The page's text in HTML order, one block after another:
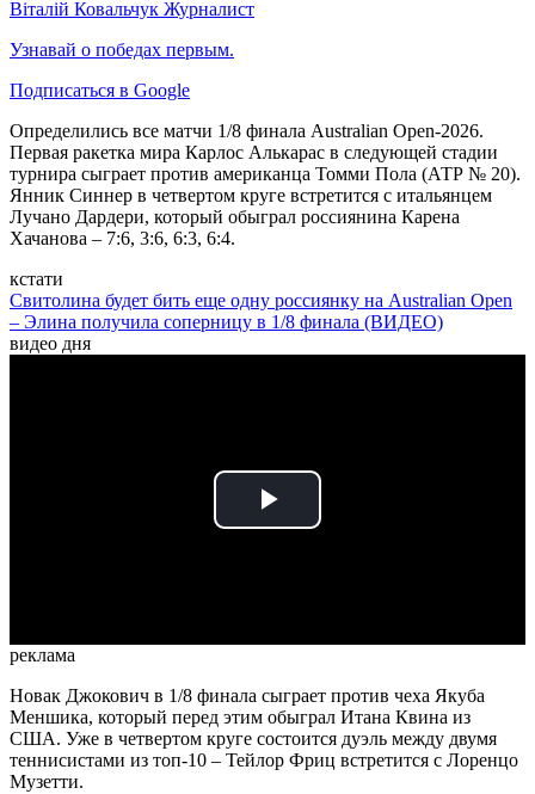
Віталій Ковальчук Журналист
Узнавай о победах первым.
Подписаться в Google
Определились все матчи 1/8 финала Australian Open-2026.
Первая ракетка мира Карлос Алькарас в следующей стадии
турнира сыграет против американца Томми Пола (АТР № 20).
Янник Синнер в четвертом круге встретится с итальянцем
Лучано Дардери, который обыграл россиянина Карена
Хачанова – 7:6, 3:6, 6:3, 6:4.
кстати
Свитолина будет бить еще одну россиянку на Australian Open
– Элина получила соперницу в 1/8 финала (ВИДЕО)
видео дня
Play
реклама
Новак Джокович в 1/8 финала сыграет против чеха Якуба
Меншика, который перед этим обыграл Итана Квина из
США. Уже в четвертом круге состоится дуэль между двумя
теннисистами из топ-10 – Тейлор Фриц встретится с Лоренцо
Музетти.